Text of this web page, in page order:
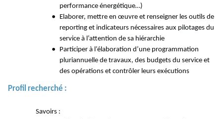
performance énergétique…)
Elaborer, mettre en œuvre et renseigner les outils de
reporting et indicateurs nécessaires aux pilotages du
service à l’attention de sa hiérarchie
Participer à l’élaboration d’une programmation
pluriannuelle de travaux, des budgets du service et
des opérations et contrôler leurs exécutions
Profil recherché :
Savoirs :